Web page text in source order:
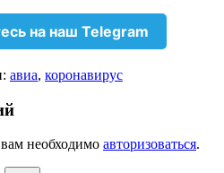
на наш Telegram
авиа, коронавирус
необходимо авторизоваться.